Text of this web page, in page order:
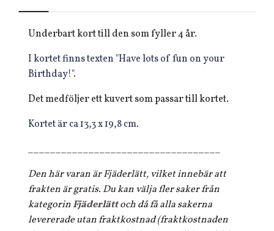
Underbart kort till den som fyller 4 år.
I kortet finns texten "Have lots of fun on your
Birthday!".
Det medföljer ett kuvert som passar till kortet.
Kortet är ca 13,3 x 19,8 cm.
___________________________________
Den här varan är Fjäderlätt, vilket innebär att
frakten är gratis. Du kan välja fler saker från
kategorinFjäderlättoch då få alla sakerna
levererade utan fraktkostnad (fraktkostnaden